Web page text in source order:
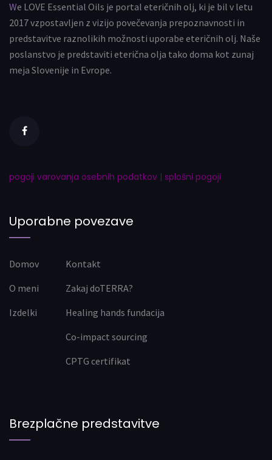
We LOVE Essential Oils je portal eteričnih olj, ki je bil v letu
2017 vzpostavljen z vizijo povečevanja prepoznavnosti in
predstavitve raznolikih možnosti uporabe eteričnih olj. Naše
poslanstvo je predstaviti eterična olja tako doma kot zunaj
meja Slovenije in Evrope.
pogoji varovanja osebnih podatkov | splošni pogoji
Uporabne povezave
Domov
O meni
Izdelki
Kontakt
Zakaj doTERRA?
Healing hands fundacija
Co-impact sourcing
CPTG certifikat
Brezplačne predstavitve